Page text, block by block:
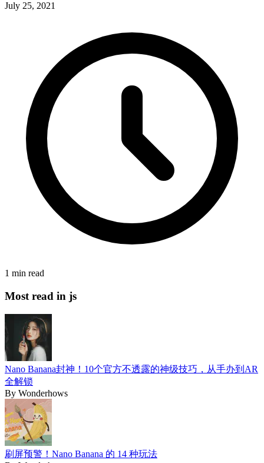
July 25, 2021
1 min read
Most read in js
Nano Banana封神！10个官方不透露的神级技巧，从手办到AR
全解锁
By Wonderhows
刷屏预警！Nano Banana 的 14 种玩法